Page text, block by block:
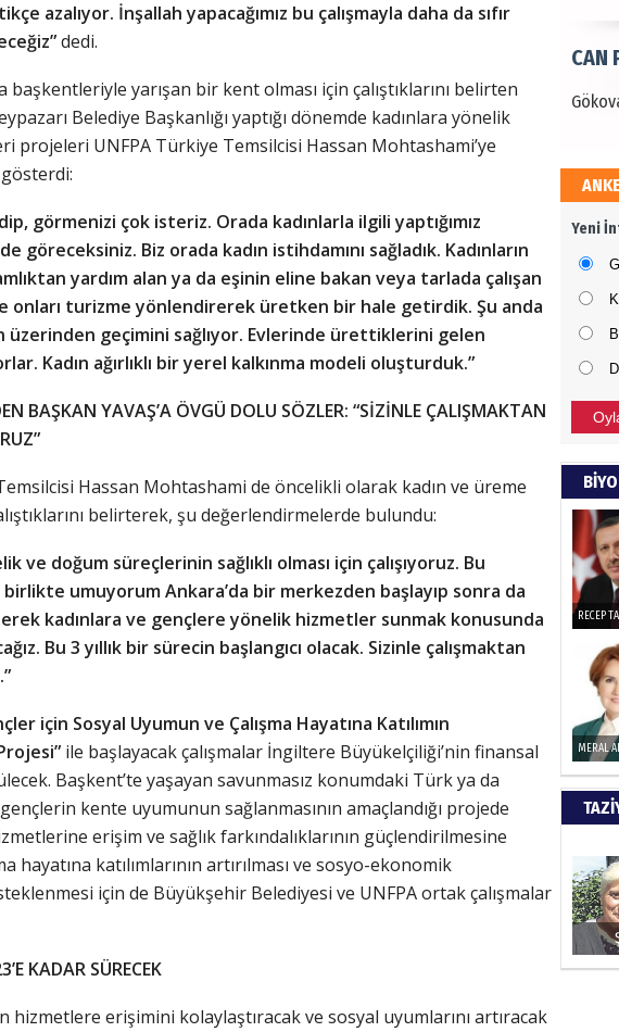
azalıyor. İnşallah yapacağımız bu çalışmayla daha da sıfır
dedi.
başkentleriyle yarışan bir kent olması için çalıştıklarını belirten
Belediye Başkanlığı yaptığı dönemde kadınlara yönelik
projeleri UNFPA Türkiye Temsilcisi Hassan Mohtashami’ye
görmenizi çok isteriz. Orada kadınlarla ilgili yaptığımız
göreceksiniz. Biz orada kadın istihdamını sağladık. Kadınların
yardım alan ya da eşinin eline bakan veya tarlada çalışan
onları turizme yönlendirerek üretken bir hale getirdik. Şu anda
üzerinden geçimini sağlıyor. Evlerinde ürettiklerini gelen
Kadın ağırlıklı bir yerel kalkınma modeli oluşturduk.”
BAŞKAN YAVAŞ’A ÖVGÜ DOLU SÖZLER: “SİZİNLE ÇALIŞMAKTAN
Hassan Mohtashami de öncelikli olarak kadın ve üreme
belirterek, şu değerlendirmelerde bulundu:
ve doğum süreçlerinin sağlıklı olması için çalışıyoruz. Bu
umuyorum Ankara’da bir merkezden başlayıp sonra da
kadınlara ve gençlere yönelik hizmetler sunmak konusunda
Bu 3 yıllık bir sürecin başlangıcı olacak. Sizinle çalışmaktan
için Sosyal Uyumun ve Çalışma Hayatına Katılımın
ile başlayacak çalışmalar İngiltere Büyükelçiliği’nin finansal
Başkent’te yaşayan savunmasız konumdaki Türk ya da
kente uyumunun sağlanmasının amaçlandığı projede
erişim ve sağlık farkındalıklarının güçlendirilmesine
hayatına katılımlarının artırılması ve sosyo-ekonomik
için de Büyükşehir Belediyesi ve UNFPA ortak çalışmalar
KADAR SÜRECEK
hizmetlere erişimini kolaylaştıracak ve sosyal uyumlarını artıracak
CAN
Dr.
ALI
60.
Yeni
RECEP
MERAL